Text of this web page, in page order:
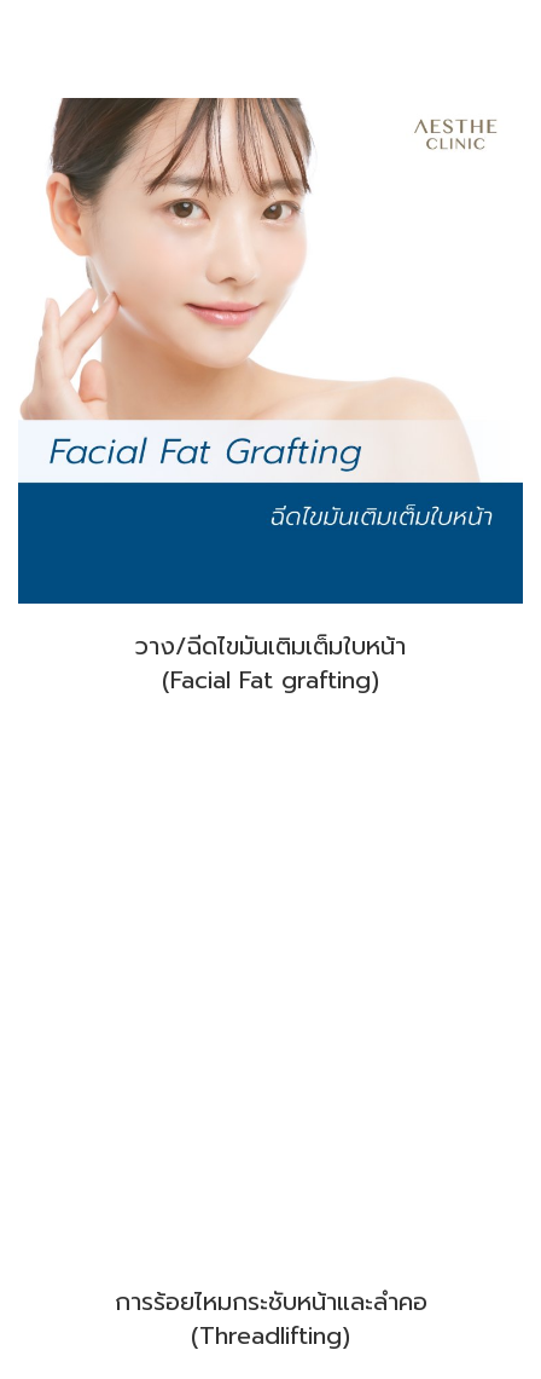
วาง/ฉีดไขมันเติมเต็มใบหน้า
(Facial Fat grafting)
การร้อยไหมกระชับหน้าและลำคอ
(Threadlifting)